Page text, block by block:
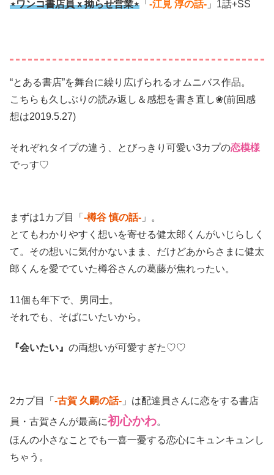
⋆ワンコ書店員ｘ拗らせ営業⋆ 「 -江見 淳の話- 」1話+SS
“とある書店”を舞台に繰り広げられるオムニバス作品。
こちらも久しぶりの読み返し＆感想を書き直し❀(前回感
想は2019.5.27)
それぞれタイプの違う、とびっきり可愛い3カプの恋模様
でっす♡
まずは1カプ目「 -樽谷 慎の話- 」。
とてもわかりやすく想いを寄せる健太郎くんがいじらしく
て。その想いに気付かないまま、だけどあからさまに健太
郎くんを愛でていた樽谷さんの葛藤が焦れったい。
11個も年下で、男同士。
それでも、そばにいたいから。
『会いたい』 の両想いが可愛すぎた♡♡
2カプ目「 -古賀 久嗣の話- 」は配達員さんに恋をする書店
員・古賀さんが最高に初心かわ。
ほんの小さなことでも一喜一憂する恋心にキュンキュンし
ちゃう。